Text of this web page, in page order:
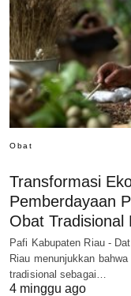
Obat
Transformasi
Pemberdayaan
Obat Tradisional
Pafi Kabupaten Riau -
Riau menunjukkan
tradisional sebagai…
4 minggu ago